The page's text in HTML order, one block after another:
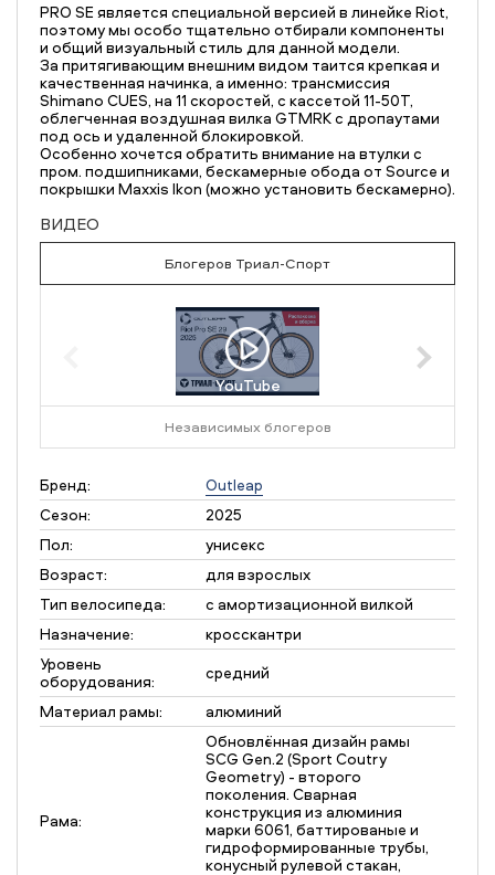
PRO SE является специальной версией в линейке Riot,
поэтому мы особо тщательно отбирали компоненты
и общий визуальный стиль для данной модели.
За притягивающим внешним видом таится крепкая и
качественная начинка, а именно: трансмиссия
Shimano CUES, на 11 скоростей, с кассетой 11-50T,
облегченная воздушная вилка GTMRK с дропаутами
под ось и удаленной блокировкой.
Особенно хочется обратить внимание на втулки с
пром. подшипниками, бескамерные обода от Source и
покрышки Maxxis Ikon (можно установить бескамерно).
ВИДЕО
Блогеров Триал-Спорт
YouTube
Независимых блогеров
Бренд:
Outleap
Сезон:
2025
Пол:
унисекс
Возраст:
для взрослых
Тип велосипеда:
с амортизационной вилкой
Назначение:
кросскантри
Уровень
оборудования:
средний
Материал рамы:
алюминий
Рама:
Обновлённая дизайн рамы
SCG Gen.2 (Sport Coutry
Geometry) - второго
поколения. Сварная
конструкция из алюминия
марки 6061, баттированые и
гидроформированные трубы,
конусный рулевой стакан,